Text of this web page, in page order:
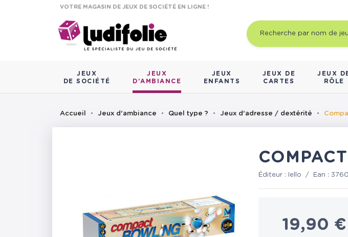
VOTRE MAGASIN DE JEUX DE SOCIÉTÉ EN LIGNE !
JEUX
DE SOCIÉTÉ
JEUX
D'AMBIANCE
JEUX
ENFANTS
JEUX DE
CARTES
JEUX
RÔLE
Accueil Jeux d'ambiance Quel type ? Jeux d'adresse / dextérité
Éditeur : Iello / Ean :
19,90 €